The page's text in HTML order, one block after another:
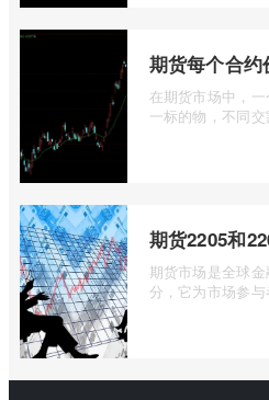
在期货市场中，
一标的物，不同
期货市场是全球
分，它为市场参